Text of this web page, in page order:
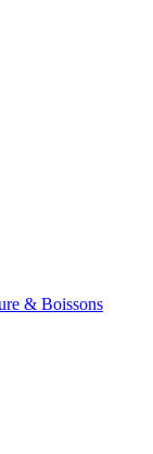
& Boissons